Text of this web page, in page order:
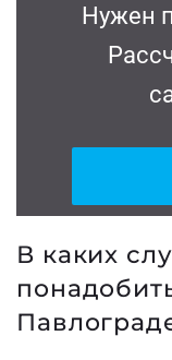
Нужен
В каких